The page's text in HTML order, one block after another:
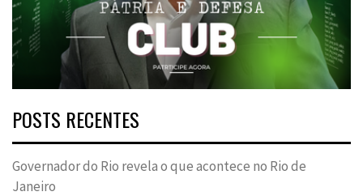
POSTS RECENTES
Governador do Rio revela o que acontece no Rio de
Janeiro